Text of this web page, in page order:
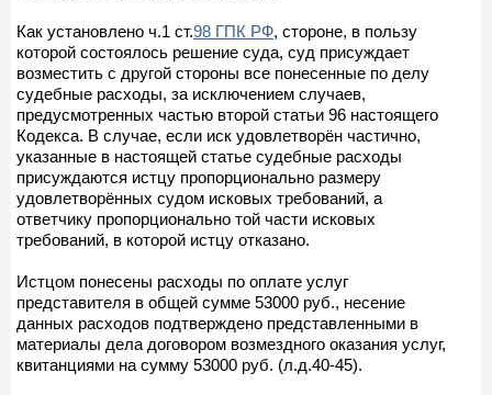
Как установлено ч.1 ст.98 ГПК РФ, стороне, в пользу
которой состоялось решение суда, суд присуждает
возместить с другой стороны все понесенные по делу
судебные расходы, за исключением случаев,
предусмотренных частью второй статьи 96 настоящего
Кодекса. В случае, если иск удовлетворён частично,
указанные в настоящей статье судебные расходы
присуждаются истцу пропорционально размеру
удовлетворённых судом исковых требований, а
ответчику пропорционально той части исковых
требований, в которой истцу отказано.
Истцом понесены расходы по оплате услуг
представителя в общей сумме 53000 руб., несение
данных расходов подтверждено представленными в
материалы дела договором возмездного оказания услуг,
квитанциями на сумму 53000 руб. (л.д.40-45).